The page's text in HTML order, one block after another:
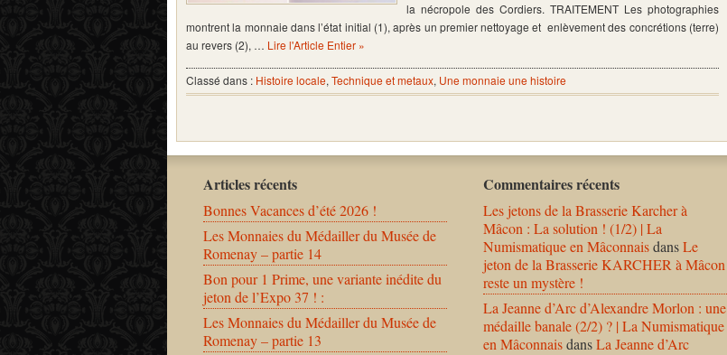
la nécropole des Cordiers. TRAITEMENT Les photographies
montrent la monnaie dans l’état initial (1), après un premier nettoyage et enlèvement des concrétions (terre)
au revers (2), … Lire l'Article Entier »
Classé dans : Histoire locale, Technique et metaux, Une monnaie une histoire
Articles récents
Bonnes Vacances d’été 2026 !
Les Monnaies du Médailler du Musée de
Romenay – partie 14
Bon pour 1 Prime, une variante inédite du
jeton de l’Expo 37 ! :
Les Monnaies du Médailler du Musée de
Romenay – partie 13
Commentaires récents
Les jetons de la Brasserie Karcher à
Mâcon : La solution ! (1/2) | La
Numismatique en MâconnaisdansLe
jeton de la Brasserie KARCHER à Mâcon
reste un mystère !
La Jeanne d’Arc d’Alexandre Morlon : une
médaille banale (2/2) ? | La Numismatique
en MâconnaisdansLa Jeanne d’Arc